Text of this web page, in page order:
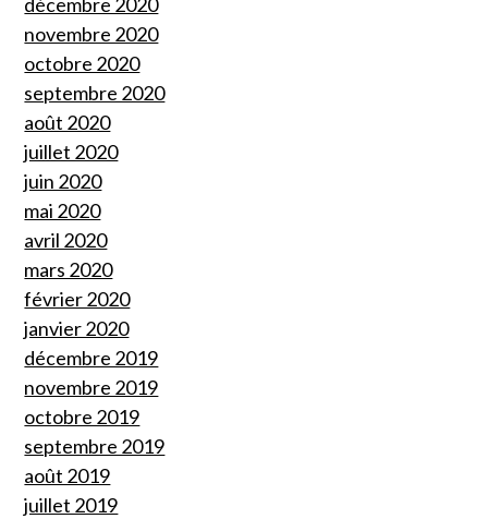
novembre 2020
octobre 2020
septembre 2020
août 2020
juillet 2020
juin 2020
mai 2020
avril 2020
mars 2020
février 2020
janvier 2020
décembre 2019
novembre 2019
octobre 2019
septembre 2019
août 2019
juillet 2019